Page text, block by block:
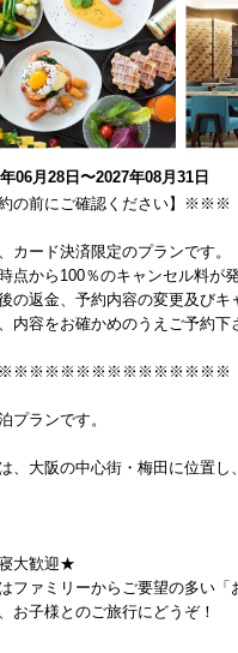
年06月28日〜2027年08月31日
の前にご確認ください】※※※
カード決済限定のプランです。
点から100％のキャンセル料が
の返金、予約内容の変更及びキ
内容をお確かめのうえご予約下
プランです。
、大阪の中心街・梅田に位置
大歓迎★
ファミリーからご要望の多い
お子様とのご旅行にどうぞ！